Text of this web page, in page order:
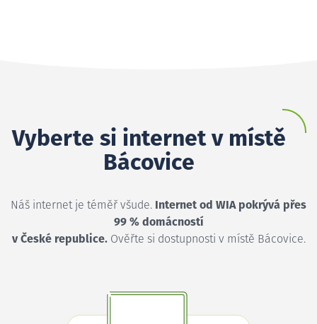
Vyberte si internet v místě
Bácovice
Náš internet je téměř všude. Internet od WIA pokrývá přes
99 % domácností
v České republice.Ověřte si dostupnosti v místě Bácovice.